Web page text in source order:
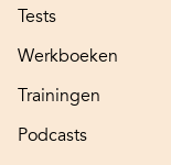
Tests
Werkboeken
Trainingen
Podcasts